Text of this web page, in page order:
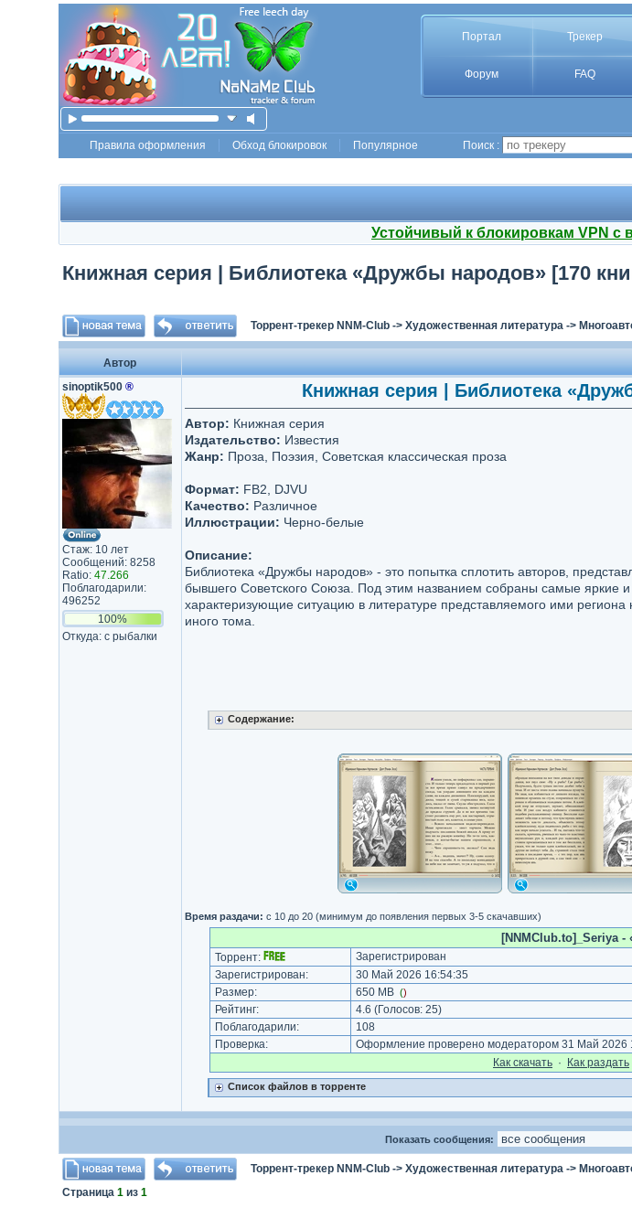
Портал Трекер
Форум FAQ
Правила оформления Обход блокировок Популярное Поиск :
Устойчивый к блокировкам VPN с
Книжная серия | Библиотека «Дружбы народов» [170
Торрент-трекер NNM-Club-> Художественная литература->
Автор
sinoptik500 ®
Стаж: 10 лет
Сообщений: 8258
Ratio: 47.266
Поблагодарили:
496252
100%
Откуда: с рыбалки
Книжная серия | Библиотека
Автор: Книжная серия
Издательство: Известия
Жанр: Проза, Поэзия, Советская классическая проза
Формат: FB2, DJVU
Качество: Различное
Иллюстрации: Черно-белые
Описание:
Библиотека «Дружбы народов» - это попытка сплотить авторов,
бывшего Советского Союза. Под этим названием собраны самые яркие и
характеризующие ситуацию в литературе представляемого ими
иного тома.
Содержание:
Время раздачи: с 10 до 20 (минимум до появления первых 3-5 скачавших)
[NNMClub.to]_Seriya
Торрент:
Зарегистрирован
Зарегистрирован:
30 Май 2026 16:54:35
Размер:
650 MB ()
Рейтинг: 4.6 (Голосов: 25)
Поблагодарили:
108
Проверка:
Оформление проверено модератором 31 Май 2026
Как cкачать · Как раздать
Список файлов в торренте
Показать сообщения:
Торрент-трекер NNM-Club-> Художественная литература->
Страница 1из 1